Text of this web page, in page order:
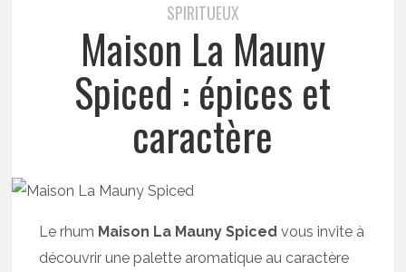
SPIRITUEUX
Maison La Mauny
Spiced : épices et
caractère
Le rhum Maison La Mauny Spiced vous invite à
découvrir une palette aromatique au caractère